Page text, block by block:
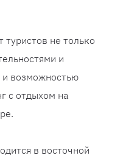
туристов не только
и
и возможностью
с отдыхом на
в восточной